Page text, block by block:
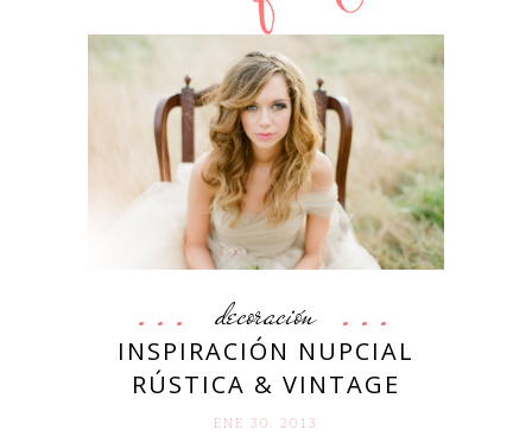
decoración
INSPIRACIÓN NUPCIAL
RÚSTICA & VINTAGE
ENE 30. 2013